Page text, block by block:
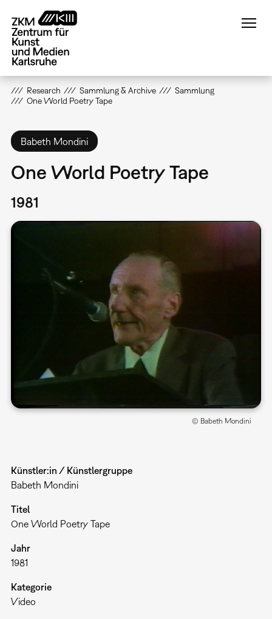
zum
Inhalt
Research Sammlung & Archive
Sammlung
One World Poetry Tape
Babeth Mondini
One World Poetry Tape
1981
© Babeth Mondini
Künstler:in / Künstlergruppe
Babeth Mondini
Titel
One World Poetry Tape
Jahr
1981
Kategorie
Video